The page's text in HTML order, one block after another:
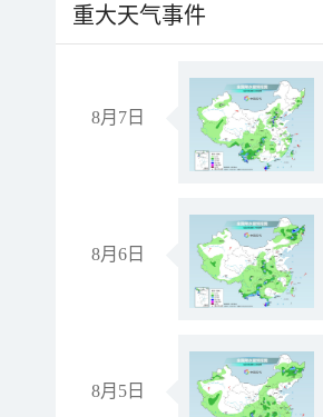
重大天气事件
8月7日
8月6日
8月5日